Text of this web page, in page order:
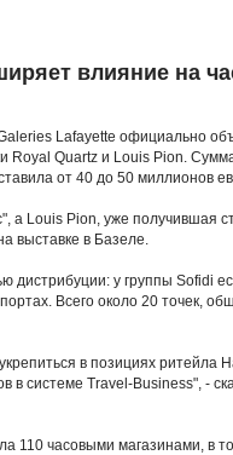
влияние на
Lafayette официально
Royal Quartz и Louis Pion.
от 40 до 50 миллионов
а Louis Pion, уже получившая
выставке в Базеле.
дистрибуции: у группы Sofidi
Всего около 20 точек,
в позициях ритейла
в системе Travel-Business", -
110 часовыми магазинами, в